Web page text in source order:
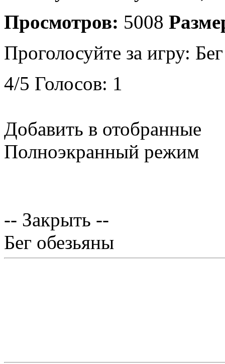
Просмотров: 5008
Проголосуйте за игру:
4/5 Голосов: 1
Добавить в отобранные
Полноэкранный режим
-- Закрыть --
Бег обезьяны